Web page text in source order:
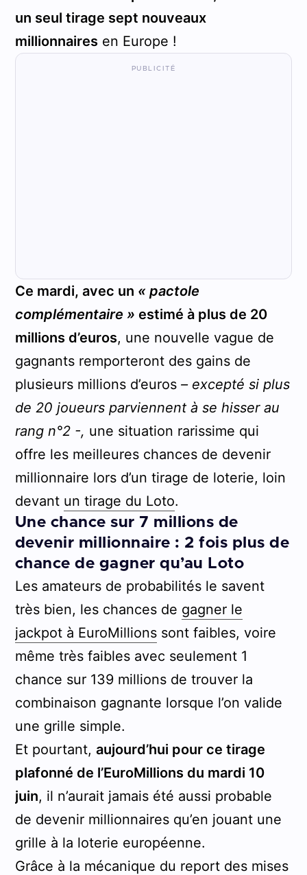
un seul tirage sept nouveaux
millionnairesen Europe !
Ce mardi, avec un « pactole
complémentaire » estimé à plus de 20
millions d’euros, une nouvelle vague de
gagnants remporteront des gains de
plusieurs millions d’euros – excepté si plus
de 20 joueurs parviennent à se hisser au
rang n°2 -, une situation rarissime qui
offre les meilleures chances de devenir
millionnaire lors d’un tirage de loterie, loin
devant un tirage du Loto.
Une chance sur 7 millions de
devenir millionnaire : 2 fois plus de
chance de gagner qu’au Loto
Les amateurs de probabilités le savent
très bien, les chances de gagner le
jackpot à EuroMillionssont faibles, voire
même très faibles avec seulement 1
chance sur 139 millions de trouver la
combinaison gagnante lorsque l’on valide
une grille simple.
Et pourtant, aujourd’hui pour ce tirage
plafonné de l’EuroMillions du mardi 10
juin, il n’aurait jamais été aussi probable
de devenir millionnaires qu’en jouant une
grille à la loterie européenne.
Grâce à la mécanique du report des mises